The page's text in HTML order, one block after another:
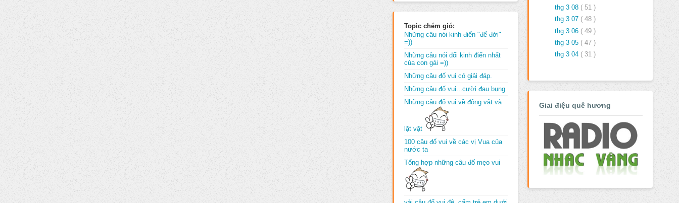
Topic chém gió:
Những câu nói kinh điển "để đời"
=))
Những câu nói dối kinh điển nhất
của con gái =))
Những câu đố vui có giải đáp.
Những câu đố vui...cười đau bụng
Những câu đố vui về động vật và
lặt vặt
100 câu đố vui về các vị Vua của
nước ta
Tổng hợp những câu đố mẹo vui
thg 3 08 ( 51 )
thg 3 07 ( 48 )
thg 3 06 ( 49 )
thg 3 05 ( 47 )
thg 3 04 ( 31 )
Giai điệu quê hương